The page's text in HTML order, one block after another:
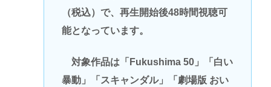
（税込）で、再生開始後48時間視聴可
能となっています。
対象作品は「Fukushima 50」「白い
暴動」「スキャンダル」「劇場版 おい